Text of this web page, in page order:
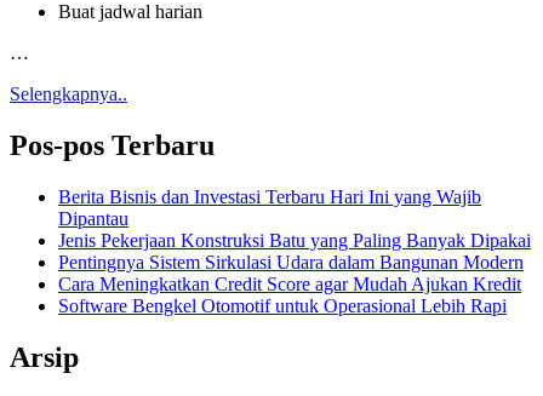
Buat jadwal harian
…
Selengkapnya..
Pos-pos Terbaru
Berita Bisnis dan Investasi Terbaru Hari Ini yang Wajib
Dipantau
Jenis Pekerjaan Konstruksi Batu yang Paling Banyak Dipakai
Pentingnya Sistem Sirkulasi Udara dalam Bangunan Modern
Cara Meningkatkan Credit Score agar Mudah Ajukan Kredit
Software Bengkel Otomotif untuk Operasional Lebih Rapi
Arsip